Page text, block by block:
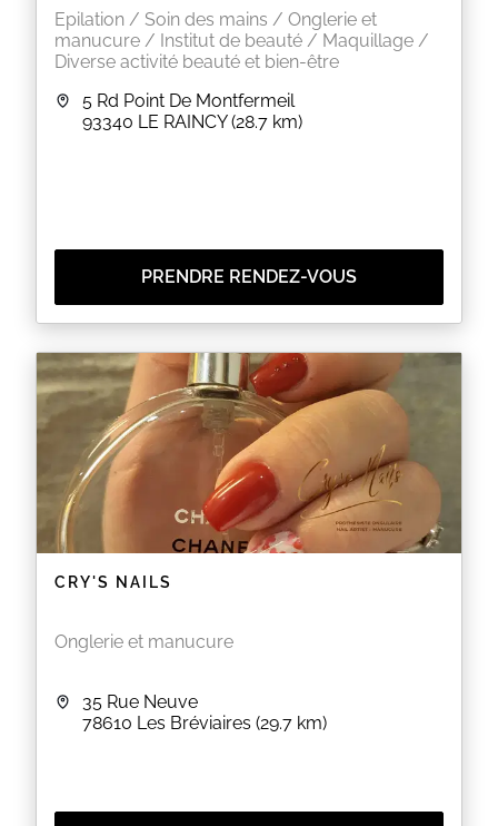
Epilation / Soin des mains / Onglerie et
manucure / Institut de beauté / Maquillage /
Diverse activité beauté et bien-être
5 Rd Point De Montfermeil
93340 LE RAINCY (28.7 km)
PRENDRE RENDEZ-VOUS
CRY'S NAILS
Onglerie et manucure
35 Rue Neuve
78610 Les Bréviaires (29.7 km)